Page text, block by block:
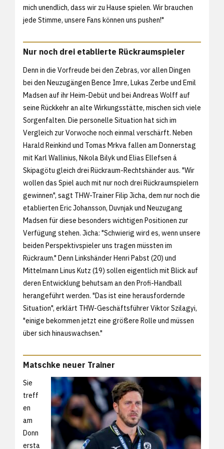
mich unendlich, dass wir zu Hause spielen. Wir brauchen
jede Stimme, unsere Fans können uns pushen!"
Nur noch drei etablierte Rückraumspieler
Denn in die Vorfreude bei den Zebras, vor allen Dingen
bei den Neuzugängen Bence Imre, Lukas Zerbe und Emil
Madsen auf ihr Heim-Debüt und bei Andreas Wolff auf
seine Rückkehr an alte Wirkungsstätte, mischen sich viele
Sorgenfalten. Die personelle Situation hat sich im
Vergleich zur Vorwoche noch einmal verschärft. Neben
Harald Reinkind und Tomas Mrkva fallen am Donnerstag
mit Karl Wallinius, Nikola Bilyk und Elias Ellefsen á
Skipagötu gleich drei Rückraum-Rechtshänder aus. "Wir
wollen das Spiel auch mit nur noch drei Rückraumspielern
gewinnen", sagt THW-Trainer Filip Jicha, dem nur noch die
etablierten Eric Johansson, Duvnjak und Neuzugang
Madsen für diese besonders wichtigen Positionen zur
Verfügung stehen. Jicha: "Schwierig wird es, wenn unsere
beiden Perspektivspieler uns tragen müssten im
Rückraum." Denn Linkshänder Henri Pabst (20) und
Mittelmann Linus Kutz (19) sollen eigentlich mit Blick auf
deren Entwicklung behutsam an den Profi-Handball
herangeführt werden. "Das ist eine herausfordernde
Situation", erklärt THW-Geschäftsführer Viktor Szilagyi,
"einige bekommen jetzt eine größere Rolle und müssen
über sich hinauswachsen."
Matschke neuer Trainer
Sie
treff
en
am
Donn
ersta